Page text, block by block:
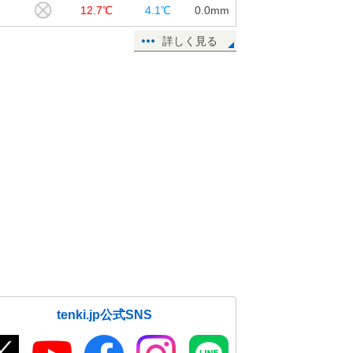
12.7℃ 4.1℃ 0.0mm
詳しく見る
tenki.jp公式SNS